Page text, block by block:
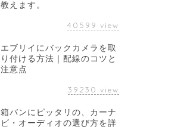
教えます。
40599 view
エブリイにバックカメラを取
り付ける方法｜配線のコツと
注意点
39230 view
箱バンにピッタリの、カーナ
ビ・オーディオの選び方を詳